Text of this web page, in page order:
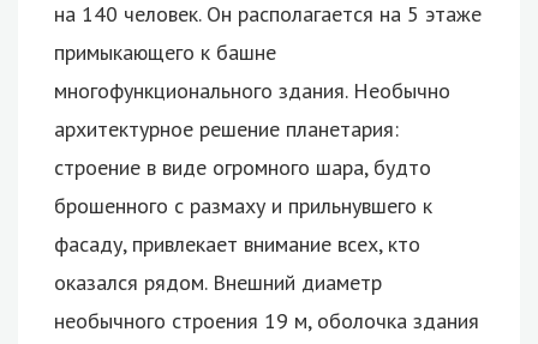
на 140 человек. Он располагается на 5 этаже
примыкающего к башне
многофункционального здания. Необычно
архитектурное решение планетария:
строение в виде огромного шара, будто
брошенного с размаху и прильнувшего к
фасаду, привлекает внимание всех, кто
оказался рядом. Внешний диаметр
необычного строения 19 м, оболочка здания